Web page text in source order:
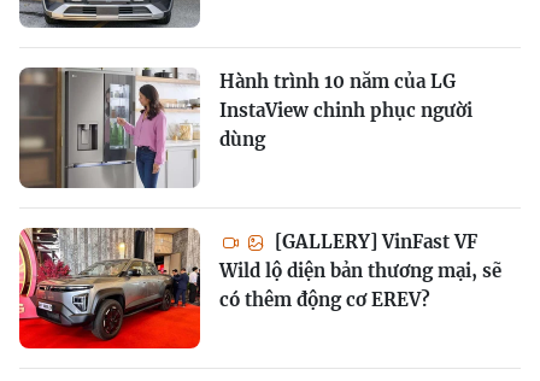
Hành trình 10 năm của LG
InstaView chinh phục người
dùng
[GALLERY] VinFast VF
Wild lộ diện bản thương mại, sẽ
có thêm động cơ EREV?